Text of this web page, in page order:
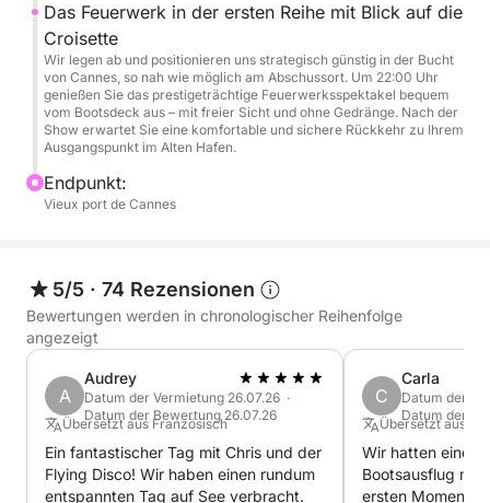
20:00 Uhr: Ruhige Ankerbucht bei den Lérins-Inseln.
Schwimmen im Sonnenuntergang, Stand-Up-
Paddling, Aperitifs mit Live-Musik und Abendessen
auf dem Wasser.
21:45 Uhr: Strategische Positionierung in der Bucht
von Cannes, so nah wie möglich am Feuerwerksort.
23:00 Uhr: Rückkehr zum Anleger im Alten Hafen in
absoluter Ruhe.
🥂 Kulinarik und Lebensart an Bord: Sie können
gerne Ihr eigenes Abendessen oder Aperitifs
Für einen außergewöhnlichen Abend bieten wir Ihnen
Das Feuerwerk in der ersten Reihe mit Blick auf die
Croisette
Wir legen ab und positionieren uns strategisch günstig in der Bucht
von Cannes, so nah wie möglich am Abschussort. Um 22:00 Uhr
genießen Sie das prestigeträchtige Feuerwerksspektakel bequem
vom Bootsdeck aus – mit freier Sicht und ohne Gedränge. Nach der
Show erwartet Sie eine komfortable und sichere Rückkehr zu Ihrem
Ausgangspunkt im Alten Hafen.
Endpunkt:
Vieux port de Cannes
5/5 · 74 Rezensionen
Bewertungen werden in chronologischer Reihenfolge
angezeigt
A
Audrey
Datum der Vermietung 26.07.26 ·
Datum der Bewertung 26.07.26
Übersetzt aus Französisch
Ein fantastischer Tag mit Chris und der
Flying Disco! Wir haben einen rundum
entspannten Tag auf See verbracht.
C
Carla
Datum der
Datum der
Übersetzt aus
Wir hatten einen
Bootsausflug mit
ersten Moment